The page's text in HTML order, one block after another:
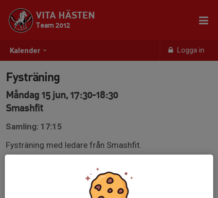
Kalender Logga in
VITA HÄSTEN
Team 2012
Fysträning
Måndag 15 jun, 17:30-18:30
Smashfit
Samling: 17:15
Fysträning med ledare från Smashfit.
Ta med vattenflaska & inneskor (rena).